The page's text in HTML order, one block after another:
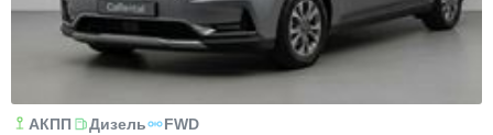
АКПП Дизель FWD